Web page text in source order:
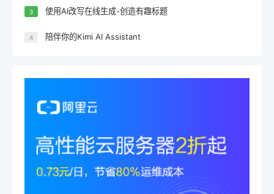
3 使用AI改写在线生成-创造有趣标题
4 陪伴你的Kimi AI Assistant